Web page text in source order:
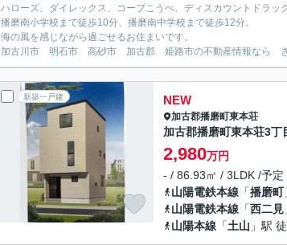
ハローズ、ダイレックス、コープこうべ、ディスカウントドラッ
播磨南小学校まで徒歩10分、播磨南中学校まで徒歩12分。
海の風を感じながら過ごせるお住まいです。
加古川市 明石市 高砂市 加古郡 姫路市の不動産情報なら
新築一戸建 NEW
加古郡播磨町東本荘
加古郡播磨町東本荘3丁
2,980万円
- / 86.93㎡ / 3LDK /予定
山陽電鉄本線 「播磨町
山陽電鉄本線 「西二見
山陽本線 「土山 」駅